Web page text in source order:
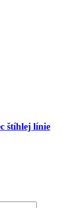
štíhlej línie